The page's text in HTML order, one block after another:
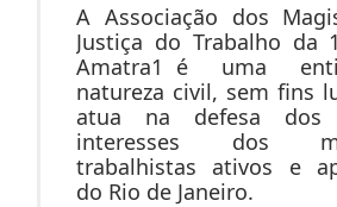
A Associação dos
Justiça do Trabalho da
Amatra1 é uma
natureza civil, sem fins
atua na defesa dos
interesses dos
trabalhistas ativos e
do Rio de Janeiro.